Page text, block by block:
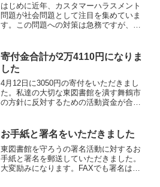
はじめに近年、カスタマーハラスメント
問題が社会問題として注目を集めていま
す。この問題への対策は急務ですが、舞
てしまう可能性も孕んでいます。この記
事では、舞鶴市のカスタマー...
寄付金合計が2万4110円になりま
した
4月12日に3050円の寄付をいただきまし
た。私達の大切な東図書館を潰す舞鶴市
の方針に反対するための活動資金が合計2
お手紙と署名をいただきました
東図書館を守ろうの署名活動に対するお
手紙と署名を郵送していただきました。
大変励みになります。FAXでも署名は沢